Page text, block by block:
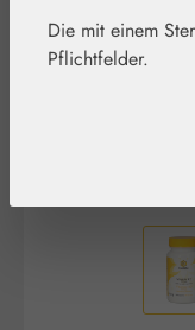
Die mit einem
Pflichtfelder.